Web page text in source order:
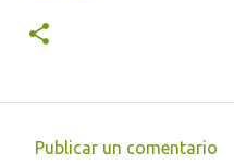
Publicar un comentario